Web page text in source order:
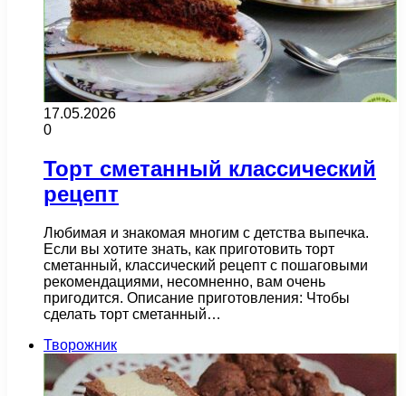
17.05.2026
0
Торт сметанный классический
рецепт
Любимая и знакомая многим с детства выпечка.
Если вы хотите знать, как приготовить торт
сметанный, классический рецепт с пошаговыми
рекомендациями, несомненно, вам очень
пригодится. Описание приготовления: Чтобы
сделать торт сметанный…
Творожник